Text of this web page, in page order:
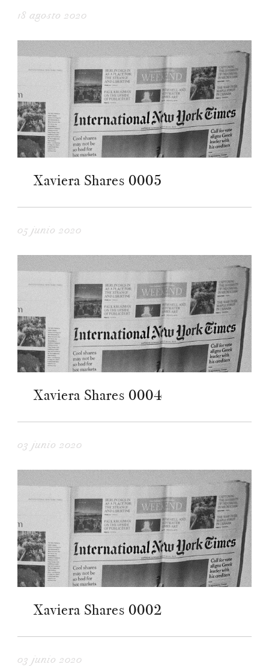
18 agosto 2020
Xaviera Shares 0005
05 junio 2020
Xaviera Shares 0004
03 junio 2020
Xaviera Shares 0002
03 junio 2020